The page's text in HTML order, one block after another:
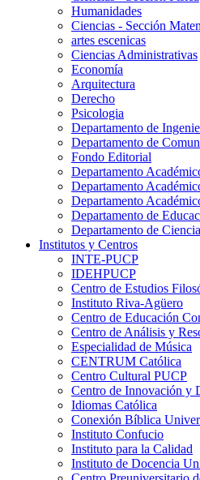
Humanidades
Ciencias - Sección
artes escenicas
Ciencias Administrativas
Economía
Arquitectura
Derecho
Psicologia
Departamento de
Departamento de
Fondo Editorial
Departamento
Departamento
Departamento
Departamento de
Departamento de
Institutos y Centros
INTE-PUCP
IDEHPUCP
Centro de Estudios
Instituto Riva-Agüero
Centro de Educación
Centro de Análisis y
Especialidad de Música
CENTRUM Católica
Centro Cultural PUCP
Centro de Innovación y
Idiomas Católica
Conexión Bíblica
Instituto Confucio
Instituto para la Calidad
Instituto de Docencia